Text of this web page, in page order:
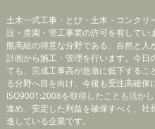
土木一式工事・とび・土木・コンクリ
設・造園・管工事業の許可を有してい
熊高組の得意な分野である、自然と人
計画から施工・管理を行います。今日
ても、完成工事高が急激に低下するこ
る分野へ目を向け、今後も受注高確保
ISO9001:2008を取得したことも活か
進め、安定した利益を確保すべく、社
進している企業です。